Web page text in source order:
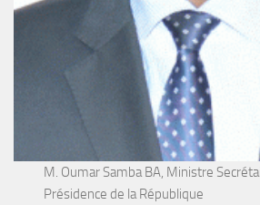
M. Oumar Samba BA, Ministre
Présidence de la République